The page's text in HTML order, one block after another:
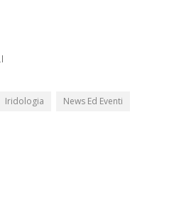
Iridologia News Ed Eventi